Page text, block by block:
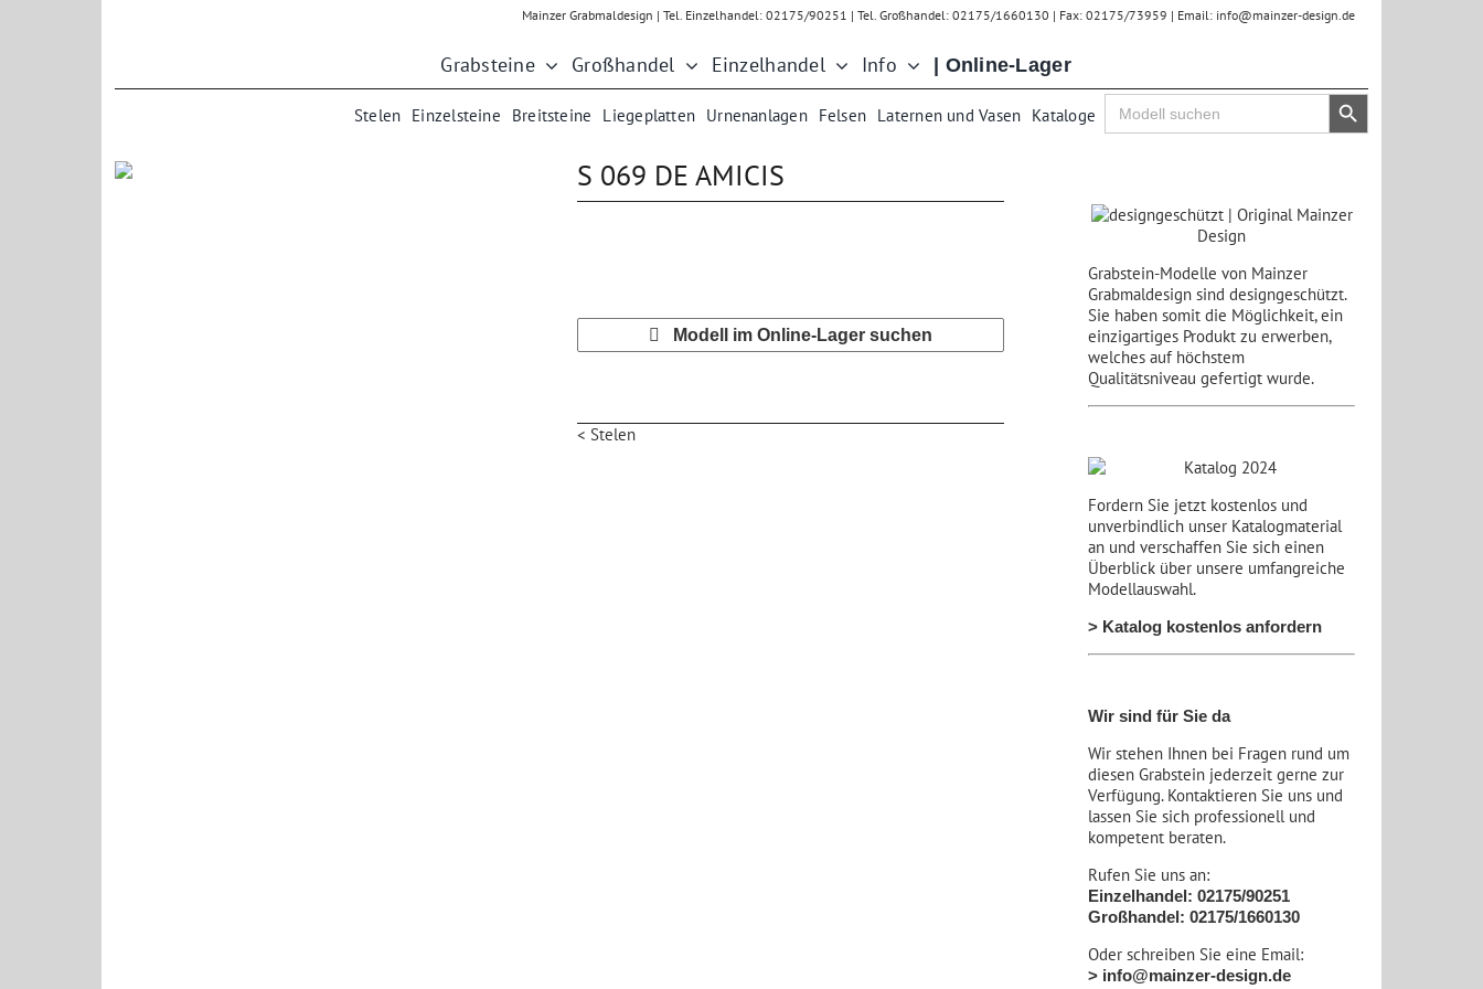
Mainzer Grabmaldesign | Tel. Einzelhandel: 02175/90251 | Tel. Großhandel: 02175/1660130 | Fax: 02175/73959 | Email: info@mainzer-design.de
Grabsteine Großhandel Einzelhandel Info | Online-Lager
Stelen Einzelsteine Breitsteine Liegeplatten Urnenanlagen Felsen Laternen und Vasen Kataloge
Search
for:
Search Button
S 069 DE AMICIS
Modell im Online-Lager suchen
< Stelen
Grabstein-Modelle von Mainzer
Grabmaldesign sind designgeschützt.
Sie haben somit die Möglichkeit, ein
einzigartiges Produkt zu erwerben,
welches auf höchstem
Qualitätsniveau gefertigt wurde.
Fordern Sie jetzt kostenlos und
unverbindlich unser Katalogmaterial
an und verschaffen Sie sich einen
Überblick über unsere umfangreiche
Modellauswahl.
> Katalog kostenlos anfordern
Wir sind für Sie da
Wir stehen Ihnen bei Fragen rund um
diesen Grabstein jederzeit gerne zur
Verfügung. Kontaktieren Sie uns und
lassen Sie sich professionell und
kompetent beraten.
Rufen Sie uns an:
Einzelhandel: 02175/90251
Großhandel: 02175/1660130
Oder schreiben Sie eine Email:
> info@mainzer-design.de